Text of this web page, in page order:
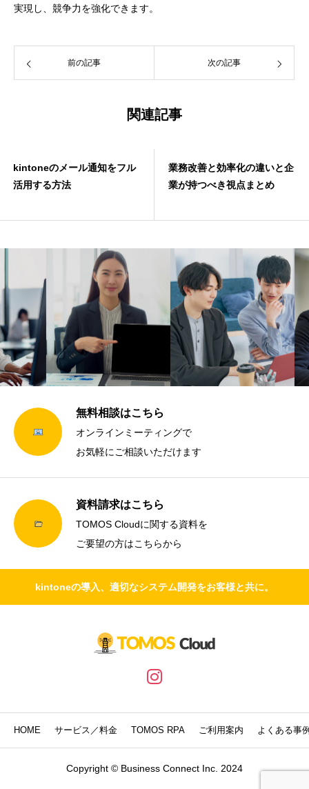
実現し、競争力を強化できます。
前の記事 次の記事
関連記事
kintoneのメール通知をフル
活用する方法
業務改善と効率化の違いと企
業が持つべき視点まとめ
無料相談はこちら
オンラインミーティングで
お気軽にご相談いただけます
資料請求はこちら
TOMOS Cloudに関する資料を
ご要望の方はこちらから
kintoneの導入、適切なシステム開発をお客様と共に。
HOME サービス／料金 TOMOS RPA ご利用案内 よくある事
Copyright © Business Connect Inc. 2024